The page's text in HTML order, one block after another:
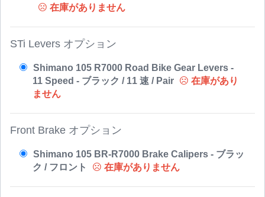
在庫がありません
STi Levers オプション
Shimano 105 R7000 Road Bike Gear Levers -
11 Speed - ブラック / 11 速 / Pair
在庫があり
ません
Front Brake オプション
Shimano 105 BR-R7000 Brake Calipers - ブラッ
ク / フロント
在庫がありません